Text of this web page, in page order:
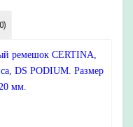
ремешок CERTINA,
DS PODIUM. Размер
мм.